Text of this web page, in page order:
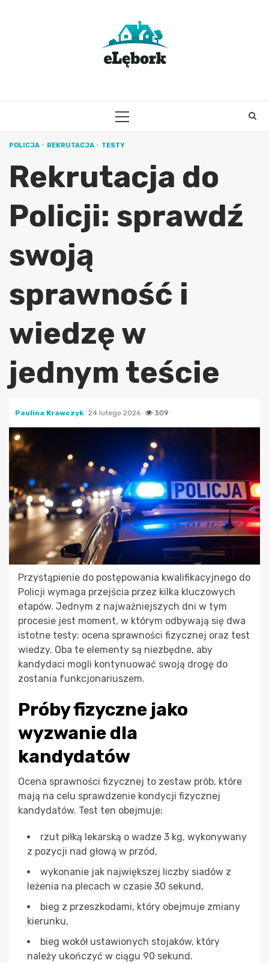
PRIMARY
POLICJA REKRUTACJA TESTY
Rekrutacja do
Policji: sprawdź
swoją
sprawność i
wiedzę w
jednym teście
Paulina Krawczyk 24 lutego 2026 309
Przystąpienie do postępowania kwalifikacyjnego do
Policji wymaga przejścia przez kilka kluczowych
etapów. Jednym z najważniejszych dni w tym
procesie jest moment, w którym odbywają się dwa
istotne testy: ocena sprawności fizycznej oraz test
wiedzy. Oba te elementy są niezbędne, aby
kandydaci mogli kontynuować swoją drogę do
zostania funkcjonariuszem.
Próby fizyczne jako
wyzwanie dla
kandydatów
Ocena sprawności fizycznej to zestaw prób, które
mają na celu sprawdzenie kondycji fizycznej
kandydatów. Test ten obejmuje:
rzut piłką lekarską o wadze 3 kg, wykonywany
z pozycji nad głową w przód,
wykonanie jak największej liczby siadów z
leżenia na plecach w czasie 30 sekund,
bieg z przeszkodami, który obejmuje zmiany
kierunku,
bieg wokół ustawionych stojaków, który
należy ukończyć w ciągu 90 sekund.